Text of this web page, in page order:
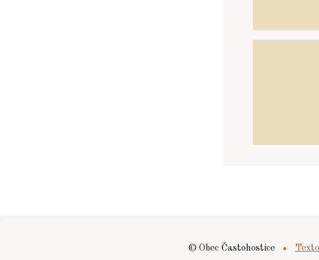
© Obec Častohostice